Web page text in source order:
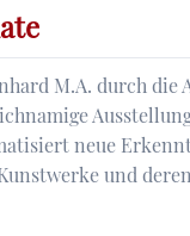
M.A. durch die
neue
und